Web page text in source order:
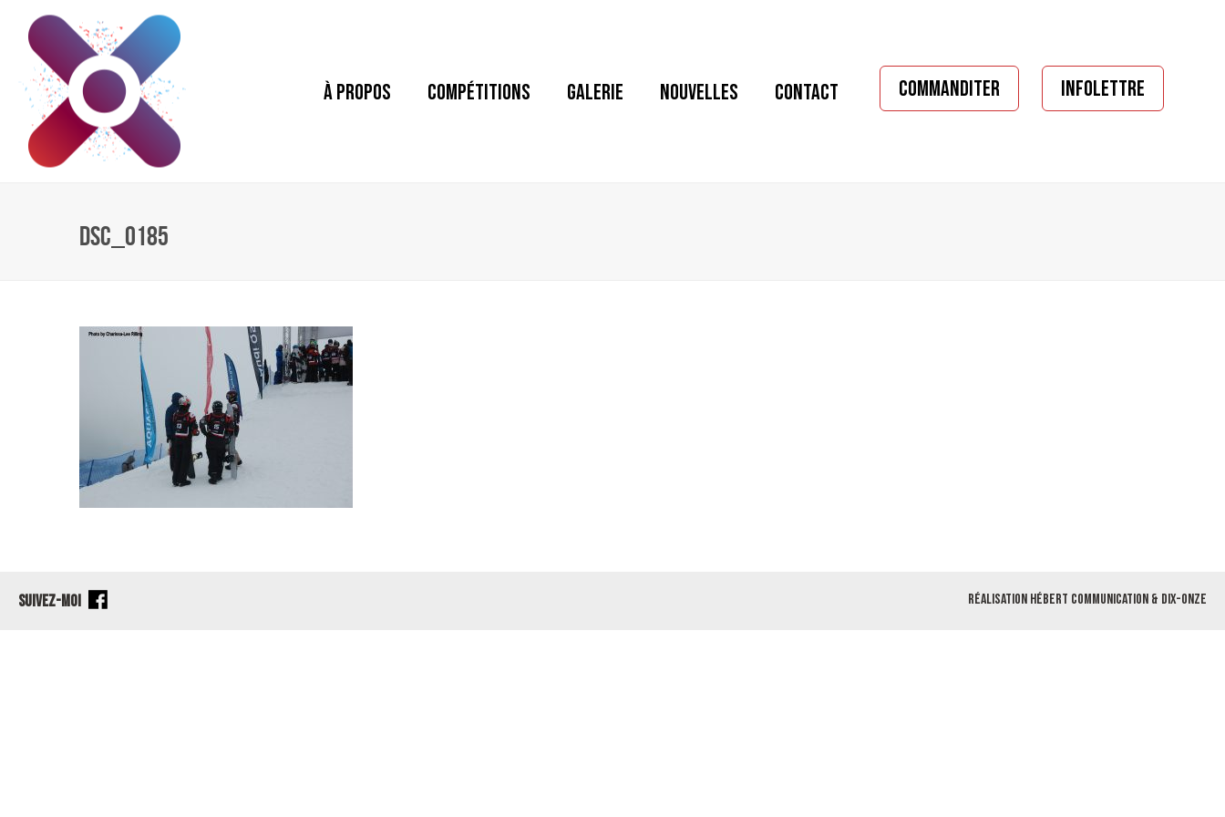
À PROPOS COMPÉTITIONS GALERIE NOUVELLES CONTACT COMMANDITER INFOLETTRE
DSC_0185
SUIVEZ-MOI Réalisation Hébert Communication & Dix-Onze